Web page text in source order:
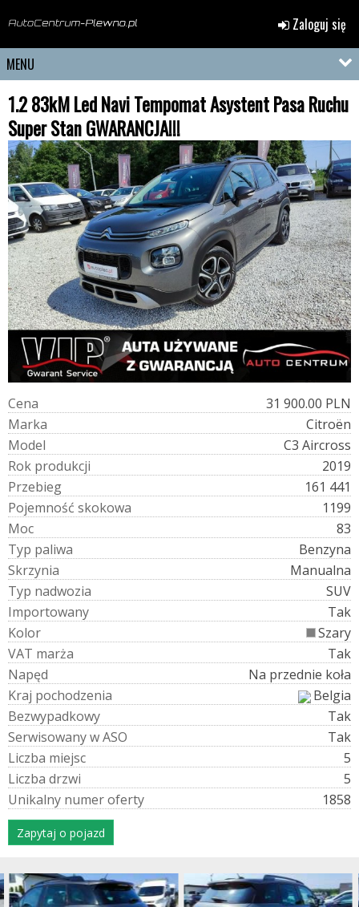
Zaloguj się
MENU
1.2 83kM Led Navi Tempomat Asystent Pasa Ruchu
Super Stan GWARANCJA!!!
Cena
31 900.00 PLN
Marka
Citroën
Model
C3 Aircross
Rok produkcji
2019
Przebieg
161 441
Pojemność skokowa
1199
Moc
83
Typ paliwa
Benzyna
Skrzynia
Manualna
Typ nadwozia
SUV
Importowany
Tak
Kolor
Szary
VAT marża
Tak
Napęd
Na przednie koła
Kraj pochodzenia
Belgia
Bezwypadkowy
Tak
SerwisowanywASO
Tak
Liczba miejsc
5
Liczba drzwi
5
Unikalny numeroferty 1858
Zapytaj o pojazd